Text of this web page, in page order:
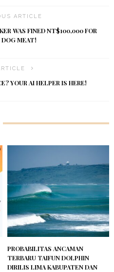
ARTICLE
WAS FINED NT$100,000 FOR
MEAT!
YOUR AI HELPER IS HERE!
PROBABILITAS ANCAMAN
TERBARU TAIFUN DOLPHIN
DIRILIS LIMA KABUPATEN DAN